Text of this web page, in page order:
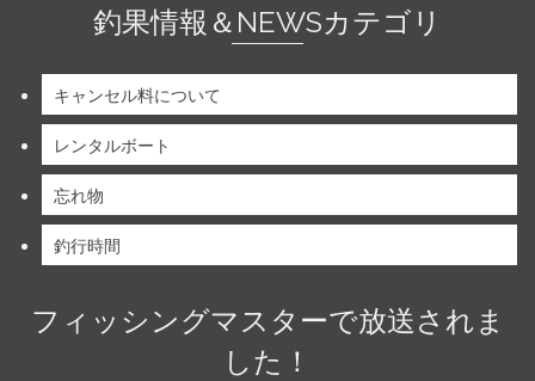
釣果情報＆NEWSカテゴリ
キャンセル料について
レンタルボート
忘れ物
釣行時間
フィッシングマスターで放送されま
した！